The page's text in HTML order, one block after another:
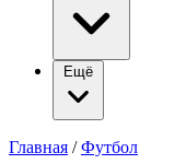
Ещё
Главная / Футбол